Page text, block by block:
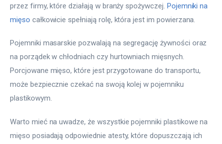
przez firmy, które działają w branży spożywczej. Pojemniki na
mięso całkowicie spełniają rolę, która jest im powierzana.
Pojemniki masarskie pozwalają na segregację żywności oraz
na porządek w chłodniach czy hurtowniach mięsnych.
Porcjowane mięso, które jest przygotowane do transportu,
może bezpiecznie czekać na swoją kolej w pojemniku
plastikowym.
Warto mieć na uwadze, że wszystkie pojemniki plastikowe na
mięso posiadają odpowiednie atesty, które dopuszczają ich